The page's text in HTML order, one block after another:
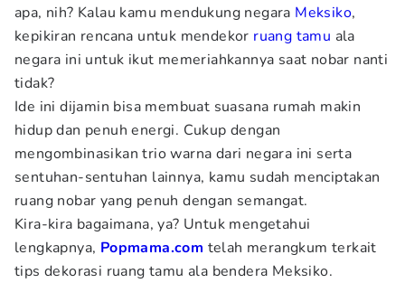
apa, nih? Kalau kamu mendukung negara Meksiko,
kepikiran rencana untuk mendekor ruang tamu ala
negara ini untuk ikut memeriahkannya saat nobar nanti
tidak?
Ide ini dijamin bisa membuat suasana rumah makin
hidup dan penuh energi. Cukup dengan
mengombinasikan trio warna dari negara ini serta
sentuhan-sentuhan lainnya, kamu sudah menciptakan
ruang nobar yang penuh dengan semangat.
Kira-kira bagaimana, ya? Untuk mengetahui
lengkapnya, Popmama.com telah merangkum terkait
tips dekorasi ruang tamu ala bendera Meksiko.